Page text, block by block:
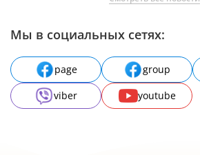
Мы в социальных сетях:
page group
viber
youtube